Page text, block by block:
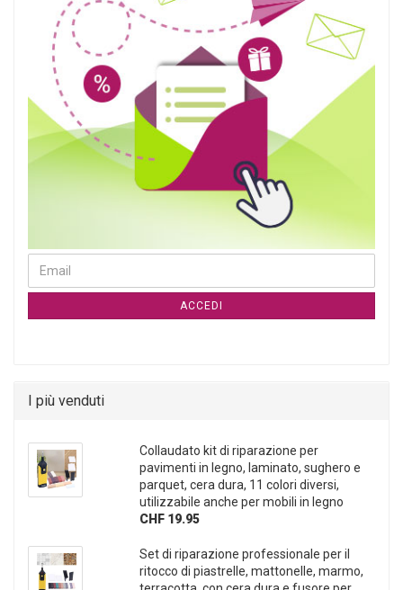
ACCEDI
I più venduti
Collaudato kit di riparazione per
pavimenti in legno, laminato, sughero e
parquet, cera dura, 11 colori diversi,
utilizzabile anche per mobili in legno
CHF 19.95
Set di riparazione professionale per il
ritocco di piastrelle, mattonelle, marmo,